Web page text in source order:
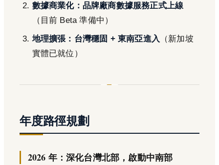
數據商業化：品牌廠商數據服務正式上線
（目前 Beta 準備中）
地理擴張：台灣穩固 + 東南亞進入 （新加坡
實體已就位）
年度路徑規劃
2026 年：深化台灣北部，啟動中南部